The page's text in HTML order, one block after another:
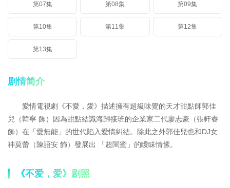
第07集 第08集 第09集
第10集 第11集 第12集
第13集
剧情简介
愛情電視劇《不愛，愛》描述擁有超級味覺的天才甜點師郭佳
兒（韓寧 飾）因為甜點結識海歸接班的企業家二代廖志豪（張軒睿
飾）在「愛無能」的世代陷入愛情糾結。除此之外郭佳兒也和DJ女
神莫蕾（陳語安 飾）發展出 「超閨蜜」的瞹眛情愫。
《不爱，爱》剧照